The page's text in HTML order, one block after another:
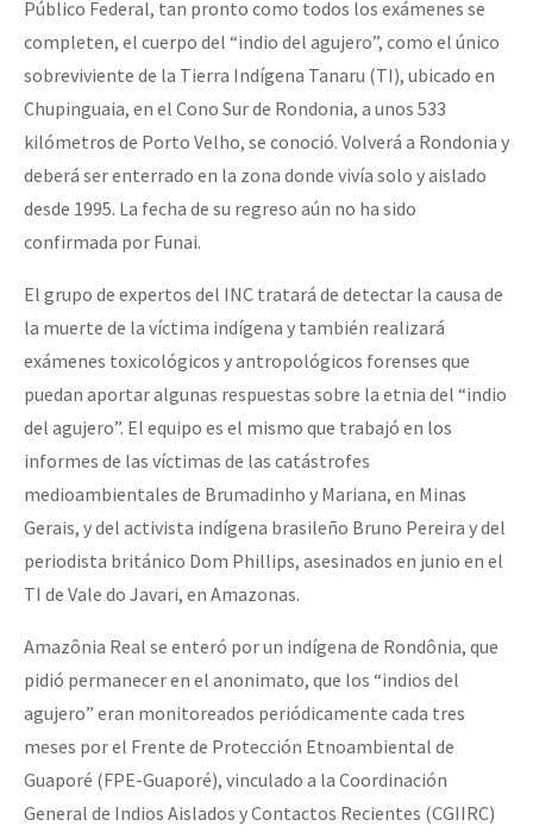
Semillero Guerra contra la Humanidad. (Las poblaciones y
la naturaleza bajo asedio)
Libros para descargar
Medios Libres
COVID-19
Público Federal, tan pronto como todos los exámenes se
completen, el cuerpo del “indio del agujero”, como el único
sobreviviente de la Tierra Indígena Tanaru (TI), ubicado en
Chupinguaia, en el Cono Sur de Rondonia, a unos 533
kilómetros de Porto Velho, se conoció. Volverá a Rondonia y
deberá ser enterrado en la zona donde vivía solo y aislado
desde 1995. La fecha de su regreso aún no ha sido
confirmada por Funai.
El grupo de expertos del INC tratará de detectar la causa de
la muerte de la víctima indígena y también realizará
exámenes toxicológicos y antropológicos forenses que
puedan aportar algunas respuestas sobre la etnia del “indio
del agujero”. El equipo es el mismo que trabajó en los
informes de las víctimas de las catástrofes
medioambientales de Brumadinho y Mariana, en Minas
Gerais, y del activista indígena brasileño Bruno Pereira y del
periodista británico Dom Phillips, asesinados en junio en el
TI de Vale do Javari, en Amazonas.
Amazônia Real se enteró por un indígena de Rondônia, que
pidió permanecer en el anonimato, que los “indios del
agujero” eran monitoreados periódicamente cada tres
meses por el Frente de Protección Etnoambiental de
Guaporé (FPE-Guaporé), vinculado a la Coordinación
General de Indios Aislados y Contactos Recientes (CGIIRC)